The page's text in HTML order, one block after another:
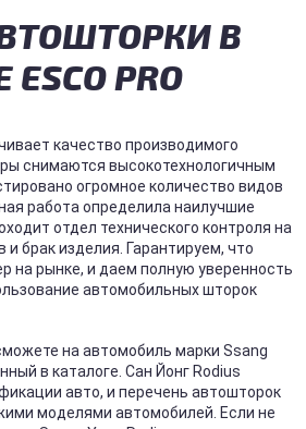
В
PRO
качество производимого
снимаются высокотехнологичным
огромное количество видов
работа определила наилучшие
отдел технического контроля на
и брак изделия. Гарантируем, что
на рынке, и даем полную уверенность
автомобильных шторок
на автомобиль марки Ssang
в каталоге. Сан Йонг Rodius
авто, и перечень автошторок
моделями автомобилей. Если не